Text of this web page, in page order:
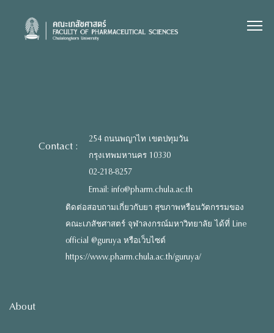
content
Contact :
254 ถนนพญาไท เขตปทุมวัน
กรุงเทพมหานคร 10330
02-218-8257
Email: info@pharm.chula.ac.th
ติดต่อสอบถามเกี่ยวกับยา สุขภาพหรือนวัตกรรมของ
คณะเภสัชศาสตร์ จุฬาลงกรณ์มหาวิทยาลัย ได้ที่ Line
official @guruya หรือเว็บไซต์
https://www.pharm.chula.ac.th/guruya/
About